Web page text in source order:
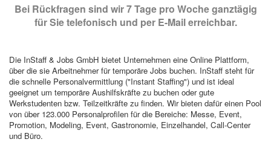
Bei Rückfragen sind wir 7 Tage pro Woche ganztägig
für Sie telefonisch und per E-Mail erreichbar.
Die InStaff & Jobs GmbH bietet Unternehmen eine Online Plattform,
über die sie Arbeitnehmer für temporäre Jobs buchen. InStaff steht für
die schnelle Personalvermittlung ("Instant Staffing") und ist ideal
geeignet um temporäre Aushilfskräfte zu buchen oder gute
Werkstudenten bzw. Teilzeitkräfte zu finden. Wir bieten dafür einen Pool
von über 123.000 Personalprofilen für die Bereiche: Messe, Event,
Promotion, Modeling, Event, Gastronomie, Einzelhandel, Call-Center
und Büro.